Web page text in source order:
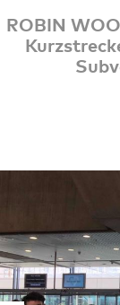
ROBIN